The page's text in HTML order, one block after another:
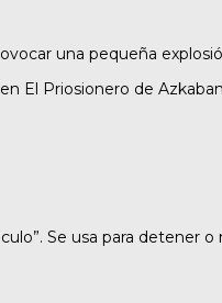
una pequeña
El Priosionero de
Se usa para detener